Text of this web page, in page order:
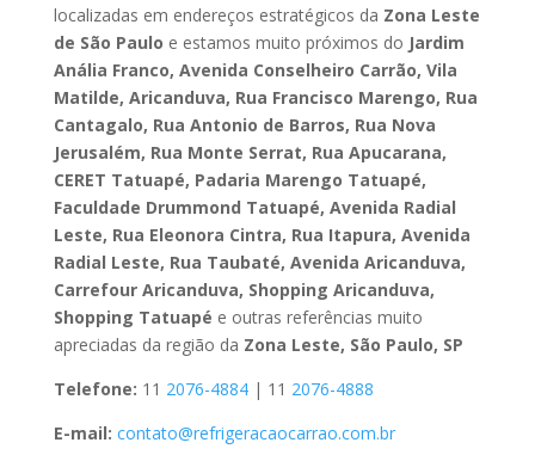
localizadas em endereços estratégicos da Zona Leste
de São Paulo e estamos muito próximos do Jardim
Anália Franco, Avenida Conselheiro Carrão, Vila
Matilde, Aricanduva, Rua Francisco Marengo, Rua
Cantagalo, Rua Antonio de Barros, Rua Nova
Jerusalém, Rua Monte Serrat, Rua Apucarana,
CERET Tatuapé, Padaria Marengo Tatuapé,
Faculdade Drummond Tatuapé, Avenida Radial
Leste, Rua Eleonora Cintra, Rua Itapura, Avenida
Radial Leste, Rua Taubaté, Avenida Aricanduva,
Carrefour Aricanduva, Shopping Aricanduva,
Shopping Tatuapé e outras referências muito
apreciadas da região da Zona Leste, São Paulo, SP
Telefone: 11 2076-4884| 11 2076-4888
E-mail: contato@refrigeracaocarrao.com.br